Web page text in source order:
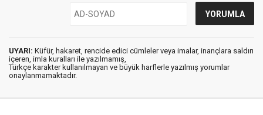
UYARI: Küfür, hakaret, rencide edici cümleler veya imalar, inançlara saldırı
içeren, imla kuralları ile yazılmamış,
Türkçe karakter kullanılmayan ve büyük harflerle yazılmış yorumlar
onaylanmamaktadır.